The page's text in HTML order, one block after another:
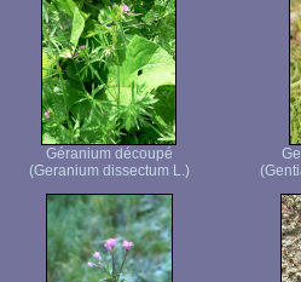
Géranium découpé
(Geranium dissectum L.)